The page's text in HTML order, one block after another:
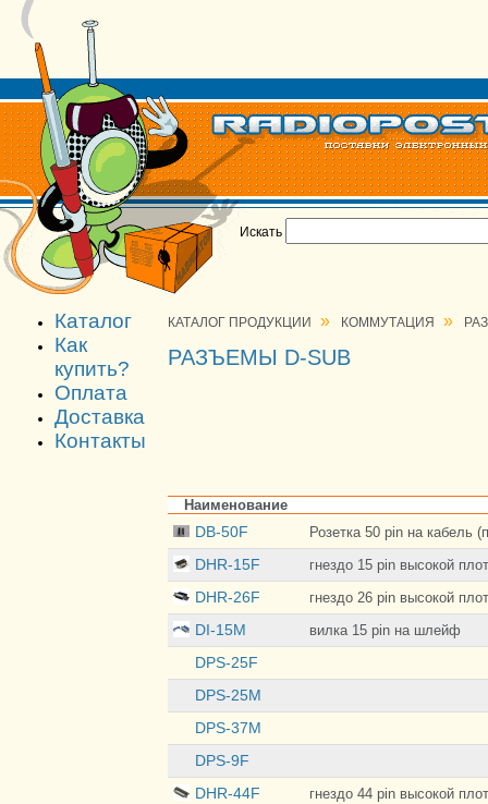
Искать
Каталог
Как
купить?
Оплата
Доставка
Контакты
КАТАЛОГ ПРОДУКЦИИ » КОММУТАЦИЯ »
РАЗЪЕМЫ D-SUB
Наименование
DB-50F Розетка 50 pin на кабель
DHR-15F гнездо 15 pin высокой
DHR-26F гнездо 26 pin высокой
DI-15M вилка 15 pin на шлейф
DPS-25F
DPS-25M
DPS-37M
DPS-9F
DHR-44F
гнездо 44 pin высокой